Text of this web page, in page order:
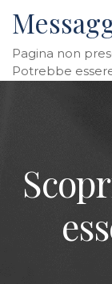
Pagina non
Potrebbe